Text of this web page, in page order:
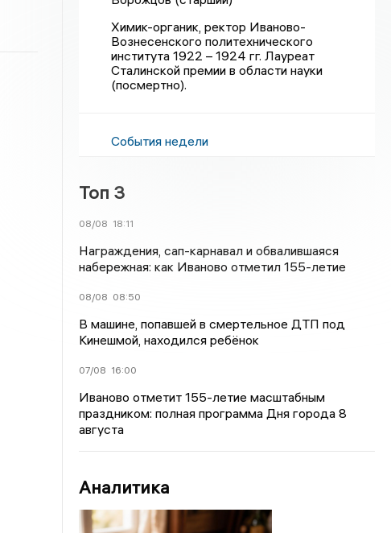
Химик-органик, ректор Иваново-
Вознесенского политехнического
института 1922 – 1924 гг. Лауреат
Сталинской премии в области науки
(посмертно).
События недели
Топ 3
08/08 18:11
Награждения, сап-карнавал и обвалившаяся
набережная: как Иваново отметил 155-летие
08/08 08:50
В машине, попавшей в смертельное ДТП под
Кинешмой, находился ребёнок
07/08 16:00
Иваново отметит 155-летие масштабным
праздником: полная программа Дня города 8
августа
Аналитика